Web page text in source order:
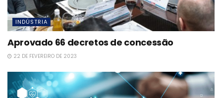
INDÚSTRIA
Aprovado 66 decretos de concessão
22 DE FEVEREIRO DE 2023